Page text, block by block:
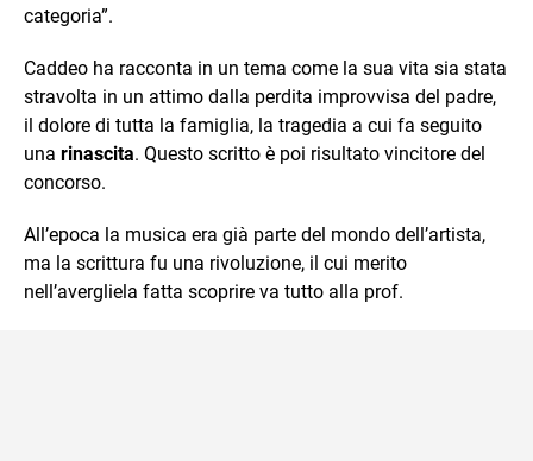
categoria”.
Caddeo ha racconta in un tema come la sua vita sia stata
stravolta in un attimo dalla perdita improvvisa del padre,
il dolore di tutta la famiglia, la tragedia a cui fa seguito
una rinascita. Questo scritto è poi risultato vincitore del
concorso.
All’epoca la musica era già parte del mondo dell’artista,
ma la scrittura fu una rivoluzione, il cui merito
nell’avergliela fatta scoprire va tutto alla prof.